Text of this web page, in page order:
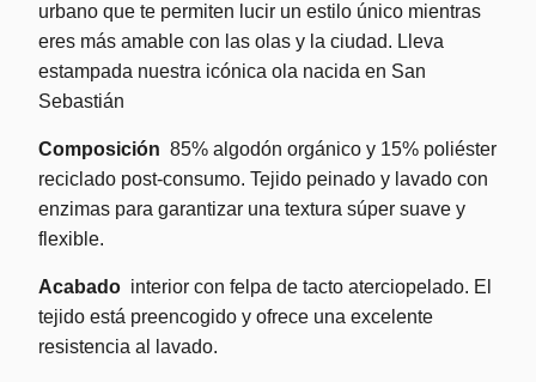
urbano que te permiten lucir un estilo único mientras
eres más amable con las olas y la ciudad. Lleva
estampada nuestra icónica ola nacida en San
Sebastián
Composición 85% algodón orgánico y 15% poliéster
reciclado post-consumo. Tejido peinado y lavado con
enzimas para garantizar una textura súper suave y
flexible.
Acabado interior con felpa de tacto aterciopelado. El
tejido está preencogido y ofrece una excelente
resistencia al lavado.